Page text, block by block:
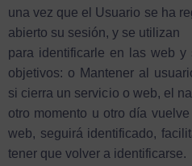
una vez que el Usuario se ha
abierto su sesión, y se utilizan
para identificarle en las web
objetivos: o Mantener al
si cierra un servicio o web, el
otro momento u otro día
web, seguirá identificado,
tener que volver a identificarse.